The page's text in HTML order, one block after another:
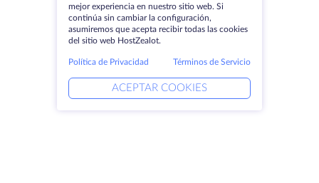
mejor experiencia en nuestro sitio web. Si
continúa sin cambiar la configuración,
asumiremos que acepta recibir todas las cookies
del sitio web HostZealot.
Política de Privacidad Términos de Servicio
ACEPTAR COOKIES